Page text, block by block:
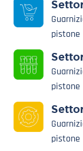
pistone
pistone
pistone